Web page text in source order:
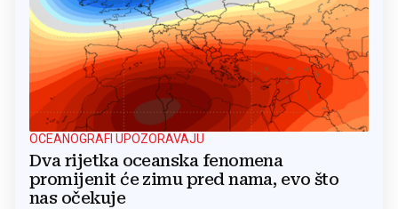
OCEANOGRAFI UPOZORAVAJU
Dva rijetka oceanska fenomena
promijenit će zimu pred nama, evo što
nas očekuje